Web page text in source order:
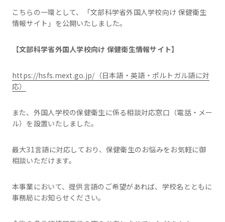
こちらの一環として、「文部科学省外国人学校向け 保健衛生
情報サイト」を公開いたしました。
【文部科学省外国人学校向け 保健衛生情報サイト】
https://hsfs.mext.go.jp/（日本語・英語・ポルトガル語に対
応）
また、外国人学校の保健衛生に係る相談対応窓口（電話・メー
ル）を設置いたしました。
最大31言語に対応しており、保健衛生のお悩みをお気軽に御
相談いただけます。
本事業において、提供言語のご希望があれば、学校名とともに
事務局にお知らせください。